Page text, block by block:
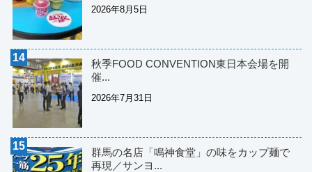
2026年8月5日
秋季FOOD CONVENTION東日本会場を開
催...
2026年7月31日
群馬の名店「鳴神食堂」の味をカップ麺で
再現／サンヨ...